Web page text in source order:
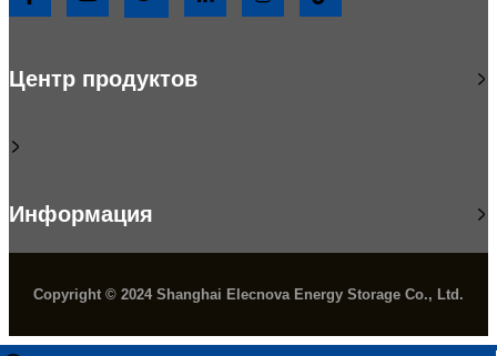
Центр продуктов
Информация
Copyright © 2024 Shanghai Elecnova Energy Storage Co., Ltd.